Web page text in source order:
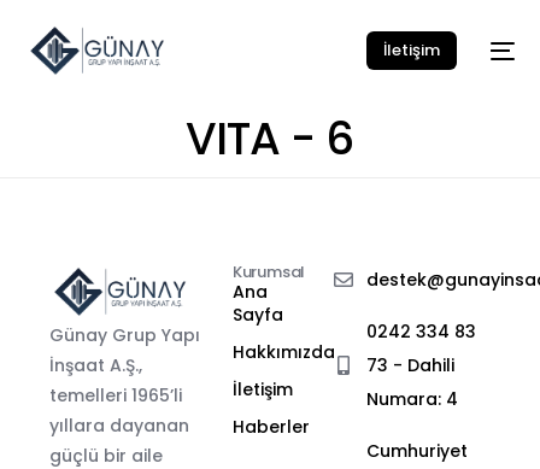
İletişim
VITA - 6
Günay Grup Yapı
İnşaat A.Ş.,
temelleri 1965’li
yıllara dayanan
güçlü bir aile
Kurumsal
Ana
Sayfa
Hakkımızda
İletişim
Haberler
0242 334 83
73 - Dahili
Numara: 4
Cumhuriyet